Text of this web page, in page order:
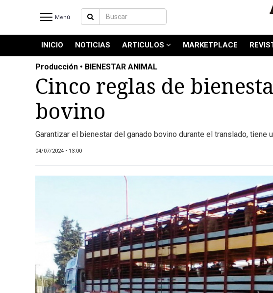
NOTICIAS RECIENTES
NOTICIAS
ARTICULOS
PRODUCCIÓN
PRODUCTO
NUEVOS PRODUCTOS
CARNE VACUNA
EVENTOS Y
CAPACITACIONES
DIRECTORIO
CALENDARIO
Menú
INICIO NOTICIAS ARTICULOS MARKETPLACE
Producción • BIENESTAR ANIMAL
Cinco reglas de
bovino
Garantizar el bienestar del ganado bovino durante el translado,
04/07/2024 • 13:00